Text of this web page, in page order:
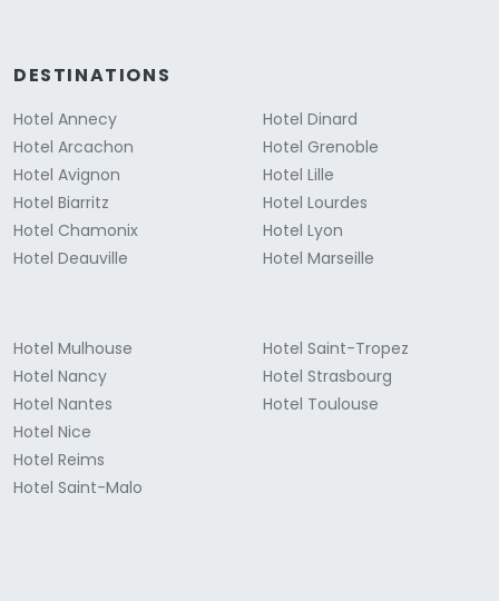
DESTINATIONS
Hotel Annecy
Hotel Arcachon
Hotel Avignon
Hotel Biarritz
Hotel Chamonix
Hotel Deauville
Hotel Dinard
Hotel Grenoble
Hotel Lille
Hotel Lourdes
Hotel Lyon
Hotel Marseille
Hotel Mulhouse
Hotel Nancy
Hotel Nantes
Hotel Nice
Hotel Reims
Hotel Saint-Malo
Hotel Saint-Tropez
Hotel Strasbourg
Hotel Toulouse